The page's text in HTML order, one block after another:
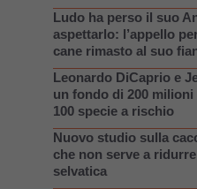
Ludo ha perso il suo
aspettarlo: l’appello
cane rimasto al suo
Leonardo DiCaprio e
un fondo di 200
100 specie a rischio
Nuovo studio sulla
che non serve a
selvatica